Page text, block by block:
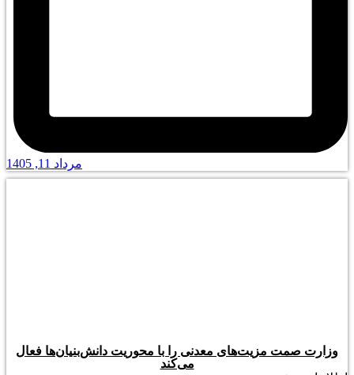
مرداد 11, 1405
وزارت صمت مزیت‌های معدنی را با محوریت دانش‌بنیان‌ها فعال
می‌کند